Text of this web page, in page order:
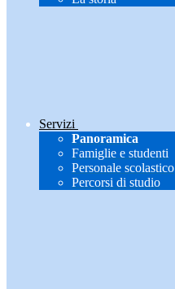
Servizi
Panoramica
Famiglie e studenti
Personale scolastico
Percorsi di studio